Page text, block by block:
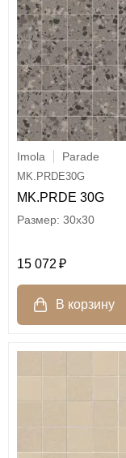
Imola Parade
MK.PRDE30G
MK.PRDE 30G
30x30
15 072